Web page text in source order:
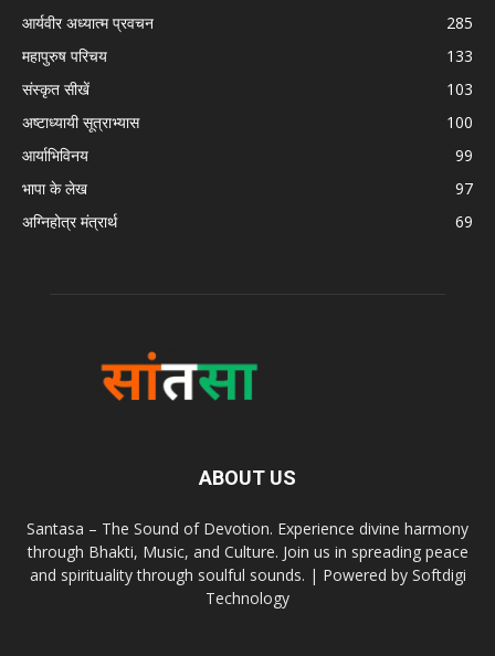
आर्यवीर अध्यात्म प्रवचन
285
महापुरुष परिचय
133
संस्कृत सीखें
103
अष्टाध्यायी सूत्राभ्यास
100
आर्याभिविनय
99
भापा के लेख
97
अग्निहोत्र मंत्रार्थ
69
ABOUT US
Santasa – The Sound of Devotion. Experience divine harmony
through Bhakti, Music, and Culture. Join us in spreading peace
and spirituality through soulful sounds. | Powered by Softdigi
Technology